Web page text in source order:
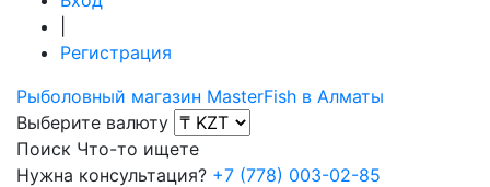
Регистрация
Рыболовный магазин MasterFish в Алматы
Выберите валюту
Поиск Что-то ищете
Нужна консультация? +7 (778) 003-02-85